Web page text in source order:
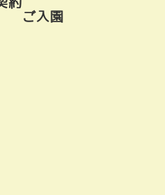
ご入園